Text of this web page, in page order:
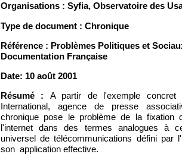
Organisations : Syfia, Observatoire des
Type de document : Chronique
Référence : Problèmes Politiques et
Documentation Française
Date: 10 août 2001
Résumé : A partir de l'exemple
International, agence de presse
chronique pose le problème de la fixation
l'internet dans des termes analogues à
universel de télécommunications défini par
son application effective.